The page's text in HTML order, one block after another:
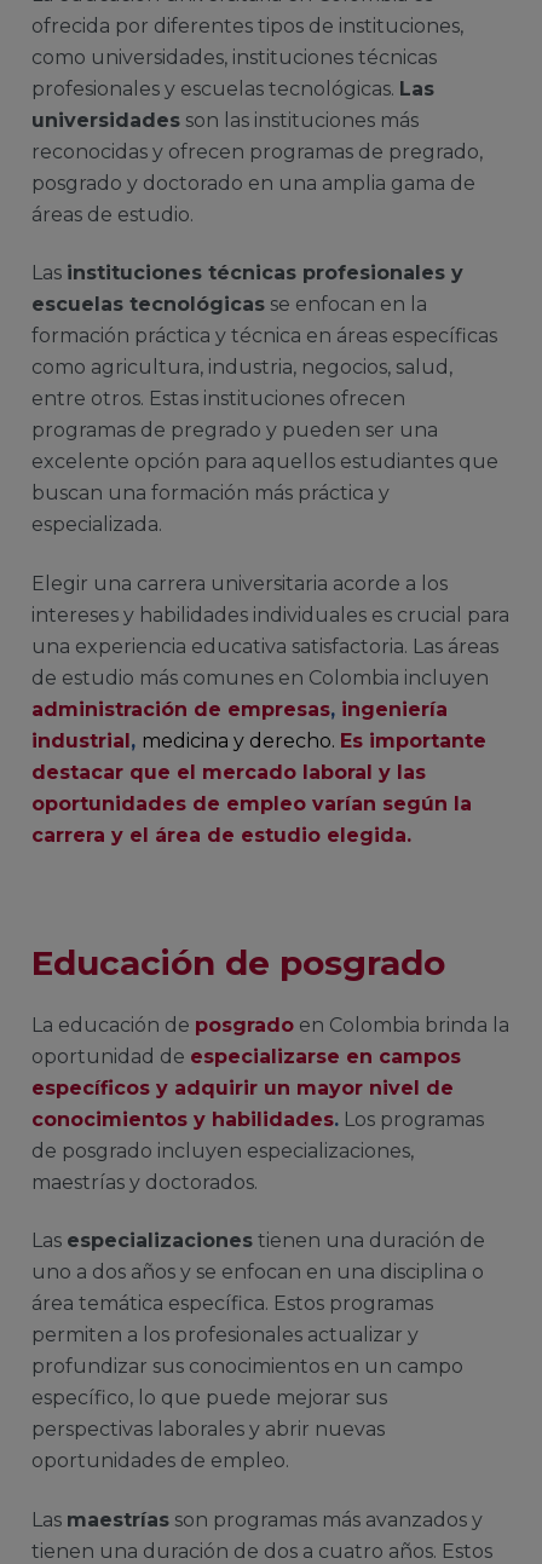
ofrecida por diferentes tipos de instituciones,
como universidades, instituciones técnicas
profesionales y escuelas tecnológicas. Las
universidades son las instituciones más
reconocidas y ofrecen programas de pregrado,
posgrado y doctorado en una amplia gama de
áreas de estudio.
Las instituciones técnicas profesionales y
escuelas tecnológicas se enfocan en la
formación práctica y técnica en áreas específicas
como agricultura, industria, negocios, salud,
entre otros. Estas instituciones ofrecen
programas de pregrado y pueden ser una
excelente opción para aquellos estudiantes que
buscan una formación más práctica y
especializada.
Elegir una carrera universitaria acorde a los
intereses y habilidades individuales es crucial para
una experiencia educativa satisfactoria. Las áreas
de estudio más comunes en Colombia incluyen
administración de empresas, ingeniería
industrial, medicina y derecho. Es importante
destacar que el mercado laboral y las
oportunidades de empleo varían según la
carrera y el área de estudio elegida.
Educación de posgrado
La educación de posgrado en Colombia brinda la
oportunidad de especializarse en campos
específicos y adquirir un mayor nivel de
conocimientos y habilidades. Los programas
de posgrado incluyen especializaciones,
maestrías y doctorados.
Las especializaciones tienen una duración de
uno a dos años y se enfocan en una disciplina o
área temática específica. Estos programas
permiten a los profesionales actualizar y
profundizar sus conocimientos en un campo
específico, lo que puede mejorar sus
perspectivas laborales y abrir nuevas
oportunidades de empleo.
Las maestrías son programas más avanzados y
tienen una duración de dos a cuatro años. Estos